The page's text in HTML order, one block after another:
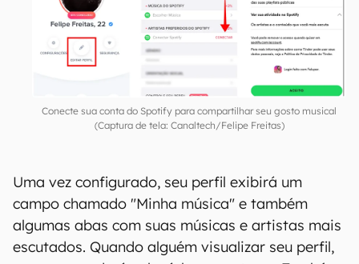
Depois, toque em "Editar perfil";
Em seguida, toque em "Conectar Spotify";
Feito isso, faça login em sua conta e toque
em "Autorizar".